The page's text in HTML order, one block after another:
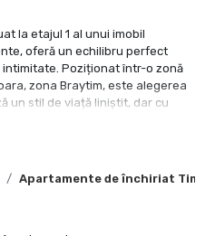
Apartamente de închiriat
la etajul 1 al unui imobil
oferă un echilibru perfect
Poziționat într-o zonă
zona Braytim, este alegerea
un stil de viață liniștit, dar cu